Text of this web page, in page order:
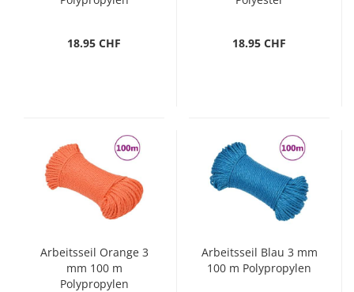
18.95 CHF 18.95 CHF
Arbeitsseil Orange 3
mm 100 m
Polypropylen
Arbeitsseil Blau 3 mm
100 m Polypropylen